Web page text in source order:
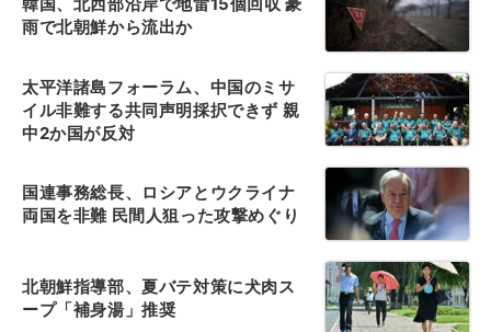
雨で北朝鮮から流出か
太平洋諸島フォーラム、中国のミサ
イル非難する共同声明採択できず 親
中2か国が反対
国連事務総長、ロシアとウクライナ
両国を非難 民間人狙った攻撃めぐり
北朝鮮指導部、夏バテ対策に犬肉ス
ープ「補身湯」推奨